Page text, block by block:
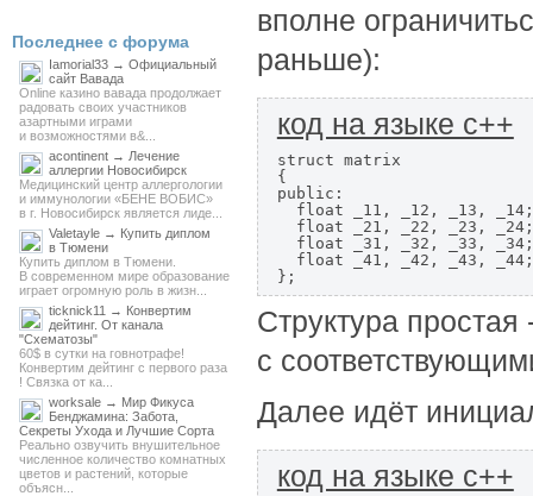
вполне
раньше):
код на языке c++
struct matrix
{
public:
  float _11, _12, _13, _14;
  float _21, _22, _23, _24;
  float _31, _32, _33, _34;
  float _41, _42, _43, _44;
};
Структура
с
Далее идёт
код на языке c++
Последнее с форума
Iamorial33 → Официальный
сайт Вавада
Online казино вавада продолжает
радовать своих участников
азартными играми
и возможностями в&...
acontinent → Лечение
аллергии Новосибирск
Медицинский центр аллергологии
и иммунологии «БЕНЕ ВОБИС»
в г. Новосибирск является лиде...
Valetayle → Купить диплом
в Тюмени
Купить диплом в Тюмени.
В современном мире образование
играет огромную роль в жизн...
ticknick11 → Конвертим
дейтинг. От канала
"Схематозы"
60$ в сутки на говнотрафе!
Конвертим дейтинг с первого раза
! Связка от ка...
worksale → Мир Фикуса
Бенджамина: Забота,
Секреты Ухода и Лучшие Сорта
Реально озвучить внушительное
численное количество комнатных
цветов и растений, которые
объясн...